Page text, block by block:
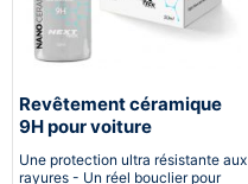
Revêtement céramique
9H pour voiture
Une protection ultra résistante aux
rayures - Un réel bouclier pour